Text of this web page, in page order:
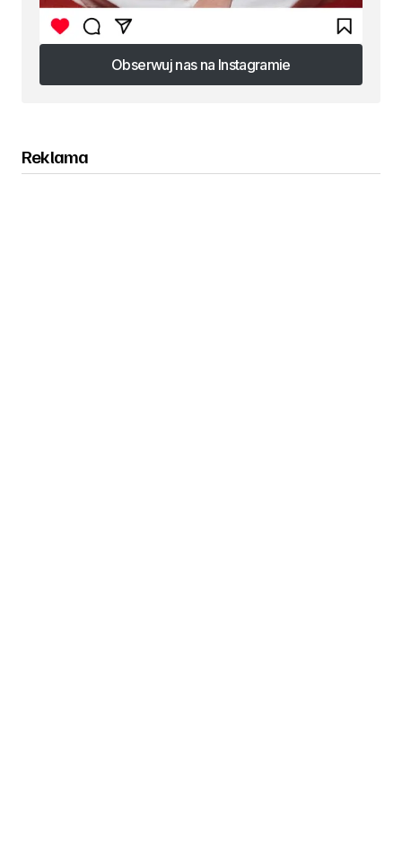
Obserwuj nas na Instagramie
Obserwuj nas na Instagramie
Reklama